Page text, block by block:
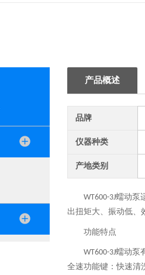
产品概述
品牌
仪器种类
产地类别
WT600-3J蠕动泵
出扭矩大、振动低、
功能特点
WT600-3J蠕动泵
全速功能键：快速清